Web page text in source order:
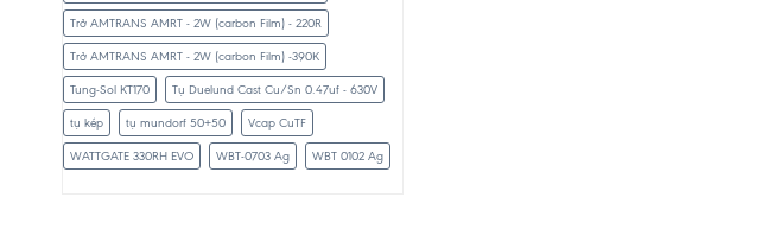
Trở AMTRANS AMRT - 2W (carbon Film) - 220R
Trở AMTRANS AMRT - 2W (carbon Film) -390K
Tung-Sol KT170 Tụ Duelund Cast Cu/Sn 0.47uf - 630V
tụ kép tụ mundorf 50+50 Vcap CuTF
WATTGATE 330RH EVO WBT-0703 Ag WBT 0102 Ag